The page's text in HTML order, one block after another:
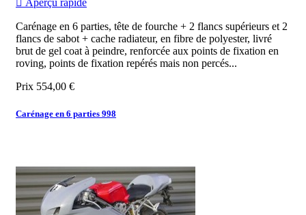
 Aperçu rapide
Carénage en 6 parties, tête de fourche + 2 flancs supérieurs et 2
flancs de sabot + cache radiateur, en fibre de polyester, livré
brut de gel coat à peindre, renforcée aux points de fixation en
roving, points de fixation repérés mais non percés...
Prix 554,00 €
Carénage en 6 parties 998